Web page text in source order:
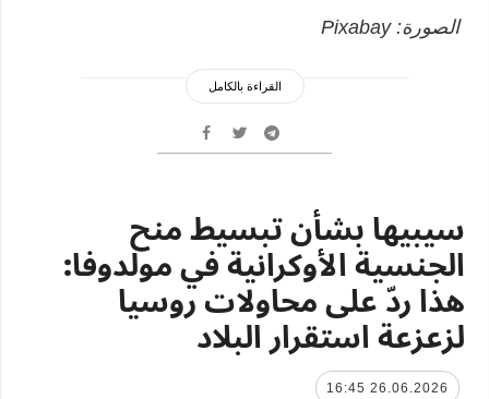
الصورة: Pixabay
القراءة بالكامل
سيبيها بشأن تبسيط منح
الجنسية الأوكرانية في مولدوفا:
هذا ردّ على محاولات روسيا
لزعزعة استقرار البلاد
26.06.2026 16:45